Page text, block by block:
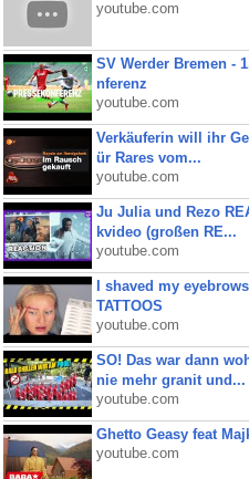
youtube.com
SV Werder Bremen -
nferenz
youtube.com
Verkäuferin will ihr
ür Rares vom...
youtube.com
Ju Julia und Rezo
kvideo (großen RE...
youtube.com
I shaved my
TATTOOS
youtube.com
SO! Das war dann
nie mehr granit und...
youtube.com
Ghetto Geasy feat
youtube.com